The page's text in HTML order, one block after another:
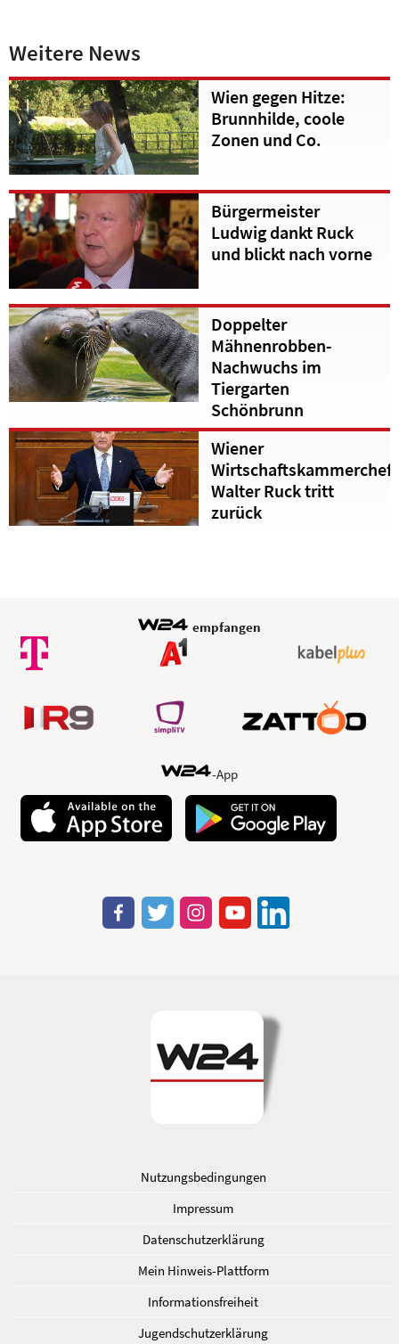
Weitere News
Wien gegen Hitze:
Brunnhilde, coole
Zonen und Co.
Bürgermeister
Ludwig dankt Ruck
und blickt nach vorne
Doppelter
Mähnenrobben-
Nachwuchs im
Tiergarten
Schönbrunn
Wiener
Wirtschaftskammerchef
Walter Ruck tritt
zurück
empfangen
-App
Nutzungsbedingungen
Impressum
Datenschutzerklärung
Mein Hinweis-Plattform
Informationsfreiheit
Jugendschutzerklärung